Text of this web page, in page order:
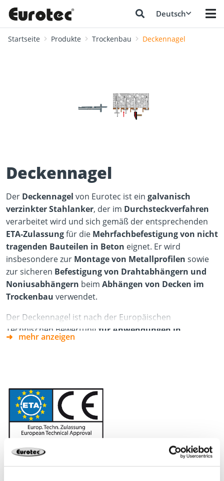
Deutsch
Startseite Produkte Trockenbau Deckennagel
Deckennagel
Der Deckennagel von Eurotec ist ein galvanisch
verzinkter Stahlanker, der im Durchsteckverfahren
verarbeitet wird und sich gemäß der entsprechenden
ETA-Zulassungfür die Mehrfachbefestigung von nicht
tragenden Bauteilen in Beton eignet. Er wird
insbesondere zur Montage von Metallprofilen sowie
zur sicheren Befestigung von Drahtabhängern und
Noniusabhängern beim Abhängen von Decken im
Trockenbau verwendet.
Der Deckennagel ist nach der Europäischen
Technischen Bewertung für Anwendungen in
gerissenem Beton zugelassen
mit einem Hammer in das Bohrloch eingeschlagen wird.
Dies sorgt für eine zeitsparende und effiziente Montage
auf der Baustelle.
Eigenschaften/Vorteile
Verankerung im Beton:
mehr anzeigen